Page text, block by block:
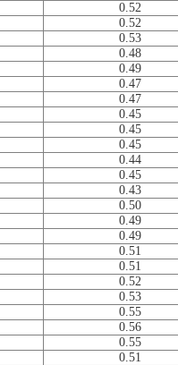
0.52
0.52
0.53
0.48
0.49
0.47
0.47
0.45
0.45
0.45
0.44
0.45
0.43
0.50
0.49
0.49
0.51
0.51
0.52
0.53
0.55
0.56
0.55
0.51